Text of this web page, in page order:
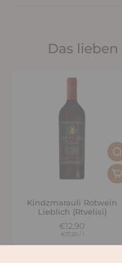
Das
Kindzmarauli Rotwein
Lieblich (Rtvelisi)
€12,90
€17,20 / l